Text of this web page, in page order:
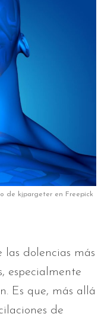
de kjpargeter en Freepick
dolencias más
especialmente
Es que, más allá
de